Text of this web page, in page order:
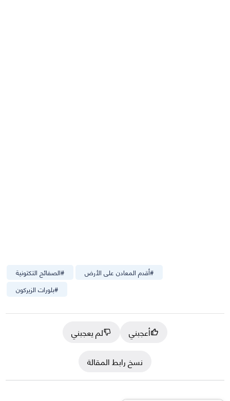
#الصفائح التكتونية #أقدم المعادن على الأرض
#بلورات الزيركون
أعجبني
لم يعجبني
نسخ رابط المقالة